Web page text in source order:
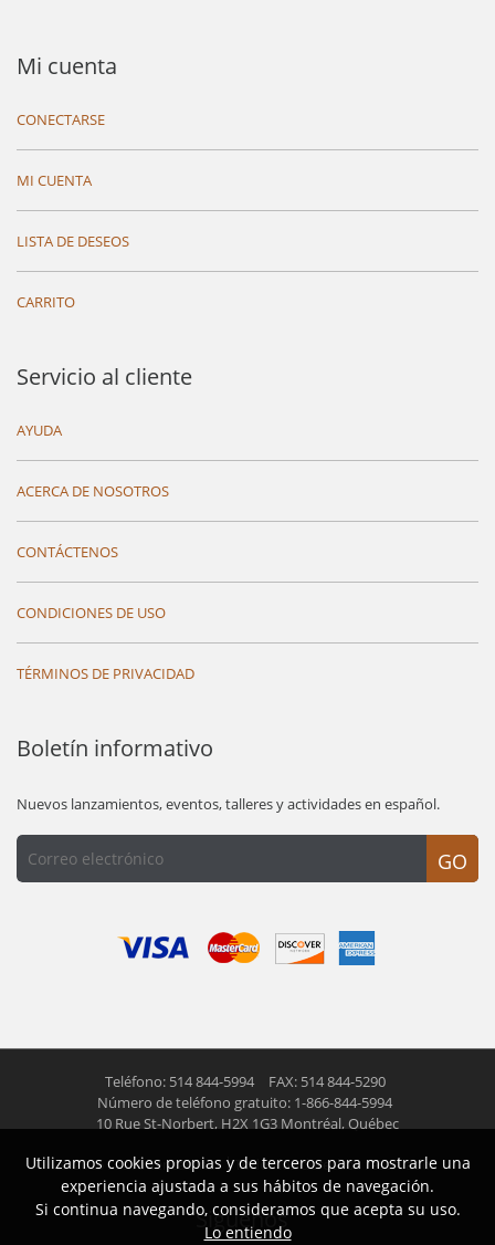
Mi cuenta
CONECTARSE
MI CUENTA
LISTA DE DESEOS
CARRITO
Servicio al cliente
AYUDA
ACERCA DE NOSOTROS
CONTÁCTENOS
CONDICIONES DE USO
TÉRMINOS DE PRIVACIDAD
Boletín informativo
Nuevos lanzamientos, eventos, talleres y actividades en español.
GO
Teléfono: 514 844-5994
FAX: 514 844-5290
Número de teléfono gratuito: 1-866-844-5994
10 Rue St-Norbert, H2X 1G3 Montréal, Québec
© 2026 Las Americas inc. Todos los derechos reservados
Siguenos
Utilizamos cookies propias y de terceros para mostrarle una
experiencia ajustada a sus hábitos de navegación.
Si continua navegando, consideramos que acepta su uso.
Lo entiendo